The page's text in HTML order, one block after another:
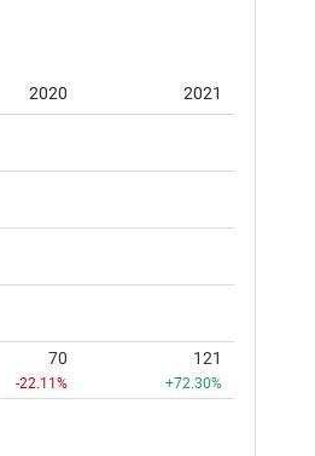
2020 2021
70
-22.11%
121
+72.30%